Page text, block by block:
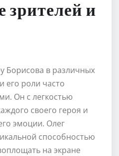
и
Борисова в различных
его роли часто
Он с легкостью
своего героя и
эмоции. Олег
способностью
на экране